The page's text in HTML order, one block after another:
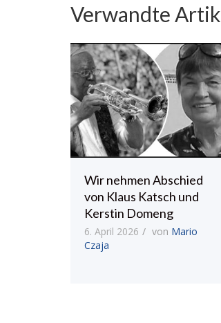
Verwandte
Wir nehmen Abschied
von Klaus Katsch und
Kerstin Domeng
6. April 2026 von Mario
Czaja